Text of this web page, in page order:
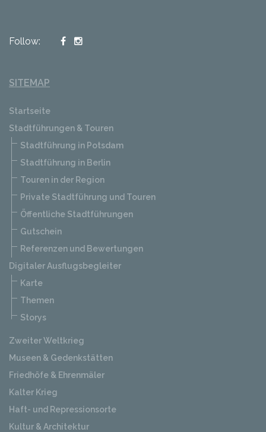
Follow:
SITEMAP
Startseite
Stadtführungen & Touren
Stadtführung in Potsdam
Stadtführung in Berlin
Touren in der Region
Private Stadtführung und Touren
Öffentliche Stadtführungen
Gutschein
Referenzen und Bewertungen
Digitaler Ausflugsbegleiter
Karte
Themen
Storys
Zweiter Weltkrieg
Museen & Gedenkstätten
Friedhöfe & Ehrenmäler
Kalter Krieg
Haft- und Repressionsorte
Kultur & Architektur